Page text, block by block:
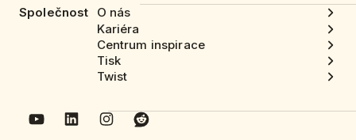
Společnost
O nás
Kariéra
Centrum inspirace
Tisk
Twist